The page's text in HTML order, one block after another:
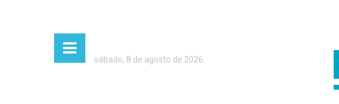
sábado, 8 de agosto de 2026